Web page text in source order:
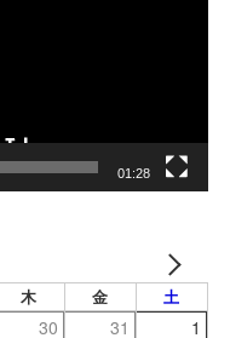
01:28
木 金 土
30 31 1